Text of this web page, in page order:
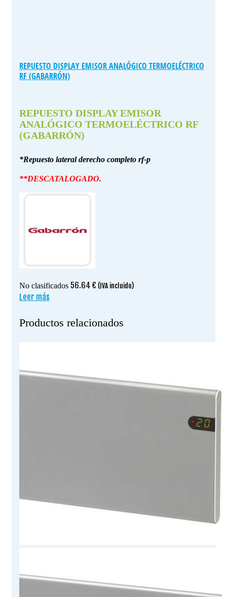
REPUESTO DISPLAY EMISOR ANALÓGICO TERMOELÉCTRICO
RF (GABARRÓN)
REPUESTO DISPLAY EMISOR
ANALÓGICO TERMOELÉCTRICO RF
(GABARRÓN)
*Repuesto lateral derecho completo rf-p
**DESCATALOGADO.
No clasificados 56.64 € (IVA incluido)
Leer más
Productos relacionados